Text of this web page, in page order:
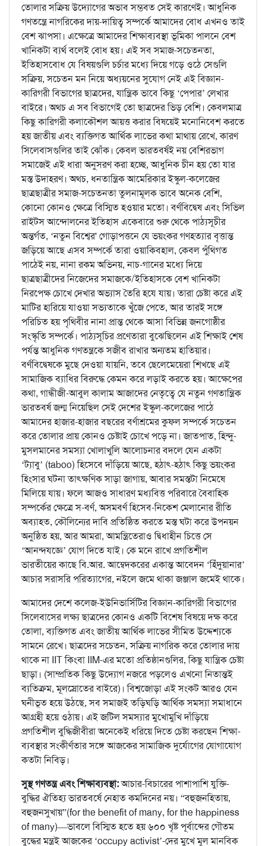
তোলার সক্রিয় উদ্যোগের অভাব সম্ভবত সেই কারণেই। আধুনিক
গণতন্ত্রে নাগরিকের দায়-দায়িত্ব সম্পর্কে আমাদের বোধ এখনও তাই
বেশ ঝাপসা। এক্ষেত্রে আমাদের শিক্ষাব্যবস্থা ভূমিকা পালনে বেশ
খানিকটা ব্যর্থ বলেই বোধ হয়। এই সব সমাজ-সচেতনতা,
ইতিহাসবোধ যে বিষয়গুলি চর্চার মধ্যে দিয়ে গড়ে ওঠে সেগুলি
সক্রিয়, সচেতন মন নিয়ে অধ্যয়নের সুযোগ নেই এই বিজ্ঞান-
কারিগরী বিভাগের ছাত্রদের, যান্ত্রিক ভাবে কিছু ‘পেপার’ লেখার
বাইরে। অথচ এ সব বিভাগেই তো ছাত্রদের ভিড় বেশি। কেবলমাত্র
কিছু কারিগরী কলাকৌশল আয়ত্ত করার বিষয়েই মনোনিবেশ করতে
হয় জাতীয় এবং ব্যক্তিগত আর্থিক লাভের কথা মাথায় রেখে, কারণ
সিলেবাসগুলির তাই ঝোঁক। কেবল ভারতবর্ষই নয় বেশিরভাগ
সমাজেই এই ধারা অনুসরণ করা হচ্ছে, আধুনিক চীন হয় তো যার
মস্ত উদাহরণ। অথচ, ধনতান্ত্রিক আমেরিকার ইস্কুল-কলেজের
ছাত্রছাত্রীর সমাজ-সচেতনতা তুলনামূলক ভাবে অনেক বেশি,
কোনো কোনও ক্ষেত্রে বিস্মিত হওয়ার মতো। বর্ণবিদ্বেষ এবং সিভিল
রাইটস আন্দোলনের ইতিহাস একেবারে শুরু থেকে পাঠ্যসূচীর
অন্তর্গত, ‘নতুন বিশ্বের' গোড়াপত্তনে যে ভয়ংকর গণহত্যার বৃত্তান্ত
জড়িয়ে আছে এসব সম্পর্কে তারা ওয়াকিবহাল, কেবল পুঁথিগত
পাঠেই নয়, নানা রকম অভিনয়, নাচ-গানের মধ্যে দিয়ে
ছাত্রছাত্রীদের নিজেদের সমাজকে/ইতিহাসকে বেশ খানিকটা
নিরপেক্ষ চোখে দেখার অভ্যাস তৈরি হযে যায়। তারা চেষ্টা করে এই
মাটির হারিয়ে যাওয়া সভ্যতাকে খুঁজে পেতে, আর তারই সঙ্গে
পরিচিত হয় পৃথিবীর নানা প্রান্ত থেকে আসা বিভিন্ন জনগোষ্ঠীর
সংস্কৃতি সম্পর্কে। পাঠ্যসূচির প্রণেতারা বুঝেছিলেন এই শিক্ষাই শেষ
পর্যন্ত আধুনিক গণতন্ত্রকে সজীব রাখার অন্যতম হাতিয়ার।
বর্ণবিদ্বেষকে মুছে দেওয়া যায়নি, তবে ছেলেমেয়েরা শিখছে এই
সামাজিক ব্যাধির বিরুদ্ধে কেমন করে লড়াই করতে হয়। আক্ষেপের
কথা, গান্ধীজী-আবুল কালাম আজাদের নেতৃত্বে যে নতুন গণতান্ত্রিক
ভারতবর্ষ জন্ম নিয়েছিল সেই দেশের ইস্কুল-কলেজের পাঠে
আমাদের হাজার-হাজার বছরের বর্ণাশ্রমের কুফল সম্পর্কে সচেতন
করে তোলার প্রায় কোনও চেষ্টাই চোখে পড়ে না। জাতপাত, হিন্দু-
মুসলমানের সমস্যা খোলাখুলি আলোচনার বদলে যেন একটা
‘ট্যাবু’ (taboo) হিসেবে দাঁড়িয়ে আছে, হঠাৎ‍-হঠাত্‍ কিছু ভয়ংকর
হিংসার ঘটনা তাত্ক্ষণিক সাড়া জাগায়, আবার সমস্তটা নিমেষে
মিলিয়ে যায়। ফলে আজও সাধারণ মধ্যবিত্ত পরিবারে বৈবাহিক
সম্পর্কের ক্ষেত্রে স-বর্ণ, অসমবর্ণ হিসেব-নিকেশ মেলানোর রীতি
অব্যাহত, কৌলিন্যের দাবি প্রতিষ্ঠিত করতে মস্ত ঘটা করে উপনয়ন
অনুষ্ঠিত হয়, আর আমরা, আমন্ত্রিতেরাও দ্বিধাহীন চিত্তে সে
‘আনন্দযজ্ঞে’ যোগ দিতে যাই। কে মনে রাখে প্রগতিশীল
ভারতীয়ের কাছে বি.আর. আম্বেদ্করের একান্ত আবেদন ‘হিঁদুয়ানার’
আচার সরাসরি পরিত্যাগের, নইলে জমে থাকা জঞ্জাল জমেই থাকে।
আমাদের দেশে কলেজ-ইউনিভার্সিটির বিজ্ঞান-কারিগরী বিভাগের
সিলেবাসের লক্ষ্য ছাত্রদের কোনও একটি বিশেষ বিষয়ে দক্ষ করে
তোলা, ব্যক্তিগত এবং জাতীয় আর্থিক লাভের সীমিত উদ্দেশ্যকে
সামনে রেখে। ছাত্রদের সচেতন, সক্রিয় নাগরিক করে তোলার দায়
থাকে না IIT কিংবা IIM-এর মতো প্রতিষ্ঠানগুলির, কিছু যান্ত্রিক চেষ্টা
ছাড়া। (সাম্প্রতিক কিছু উদ্যোগ নজরে পড়লেও এখনো নিতান্তই
ব্যতিক্রম, মূলস্রোতের বাইরে)। বিশ্বজোড়া এই সংকট আরও যেন
ঘনীভূত হয়ে উঠছে, সব সমাজই তড়িঘড়ি আর্থিক সমস্যা সমাধানে
আগ্রহী হয়ে ওঠায়। এই জটিল সমস্যার মুখোমুখি দাঁড়িয়ে
প্রগতিশীল বুদ্ধিজীবীরা অনেকেই ধরিয়ে দিতে চেষ্টা করছেন শিক্ষা-
ব্যবস্থার সংকীর্ণতার সঙ্গে আজকের সামাজিক দুর্যোগের যোগাযোগ
কতটা নিবিড়।
সুস্থ গণতন্ত্র এবং শিক্ষাব্যবস্থা:আচার-বিচারের পাশাপাশি যুক্তি-
বুদ্ধির ঐতিহ্য ভারতবর্ষে নেহাত কমদিনের নয়। “বহুজনহিতায়,
বহুজনসুখায়”(for the benefit of many, for the happiness
of many)—ভাবলে বিস্মিত হতে হয় ৬০০ খৃষ্ট পূর্বাব্দের গৌতম
বুদ্ধের মন্ত্রই আজকের ‘occupy activist’-দের মুখে মূল মানবিক